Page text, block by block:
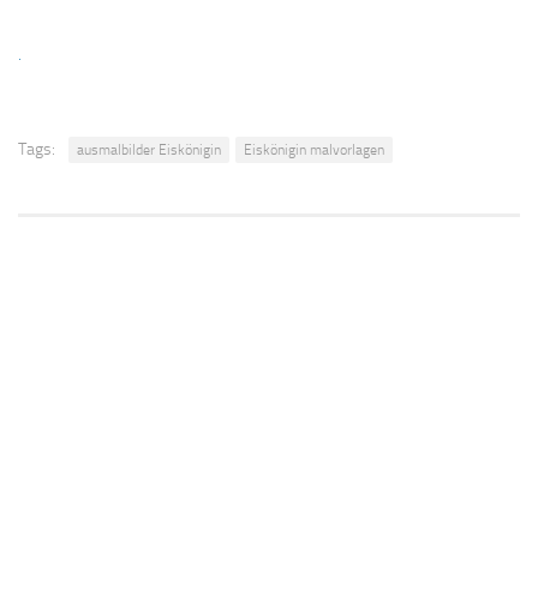
.
Tags: ausmalbilder Eiskönigin Eiskönigin malvorlagen